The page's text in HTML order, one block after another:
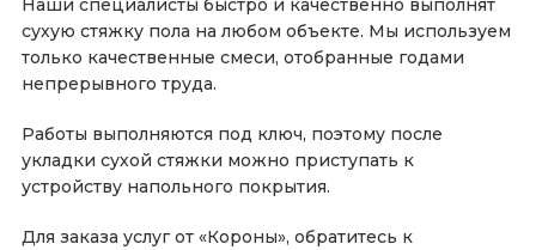
Наши специалисты быстро и качественно выполнят
сухую стяжку пола на любом объекте. Мы используем
только качественные смеси, отобранные годами
непрерывного труда.
Работы выполняются под ключ, поэтому после
укладки сухой стяжки можно приступать к
устройству напольного покрытия.
Для заказа услуг от «Короны», обратитесь к